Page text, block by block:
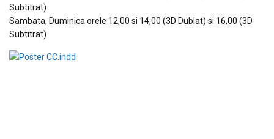
Subtitrat)
Sambata, Duminica orele 12,00 si 14,00 (3D Dublat) si 16,00 (3D
Subtitrat)